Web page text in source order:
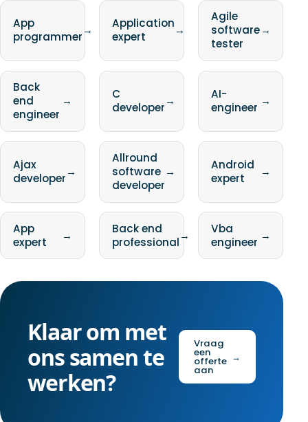
App
programmer→
Application
expert
→
Agile
software
tester
→
Back
end
engineer
→
C
developer→
AI-
engineer →
Ajax
developer→
Allround
software
developer
→
Android
expert
→
App
expert
→
Back end
professional→
Vba
engineer →
Klaar om met
ons samen te
werken?
Vraag
een
offerte
aan
→